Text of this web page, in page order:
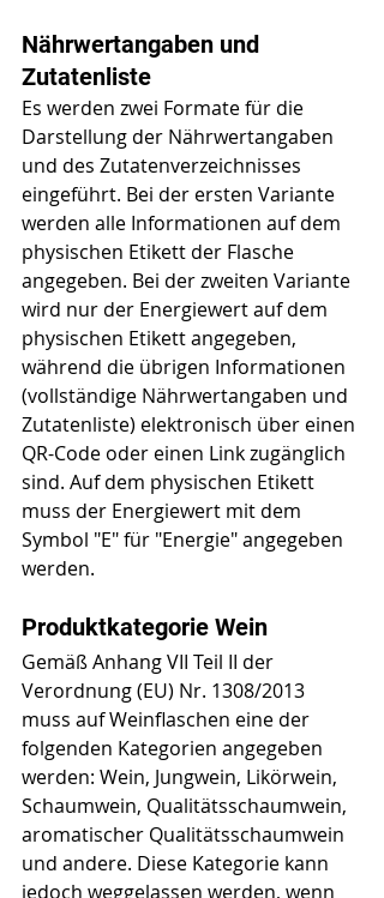
Nährwertangaben und
Zutatenliste
Es werden zwei Formate für die
Darstellung der Nährwertangaben
und des Zutatenverzeichnisses
eingeführt. Bei der ersten Variante
werden alle Informationen auf dem
physischen Etikett der Flasche
angegeben. Bei der zweiten Variante
wird nur der Energiewert auf dem
physischen Etikett angegeben,
während die übrigen Informationen
(vollständige Nährwertangaben und
Zutatenliste) elektronisch über einen
QR-Code oder einen Link zugänglich
sind. Auf dem physischen Etikett
muss der Energiewert mit dem
Symbol "E" für "Energie" angegeben
werden.
Produktkategorie Wein
Gemäß Anhang VII Teil II der
Verordnung (EU) Nr. 1308/2013
muss auf Weinflaschen eine der
folgenden Kategorien angegeben
werden: Wein, Jungwein, Likörwein,
Schaumwein, Qualitätsschaumwein,
aromatischer Qualitätsschaumwein
und andere. Diese Kategorie kann
jedoch weggelassen werden, wenn